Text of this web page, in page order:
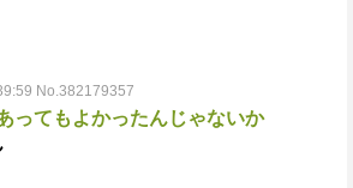
No.382179357
ってもよかったんじゃないか